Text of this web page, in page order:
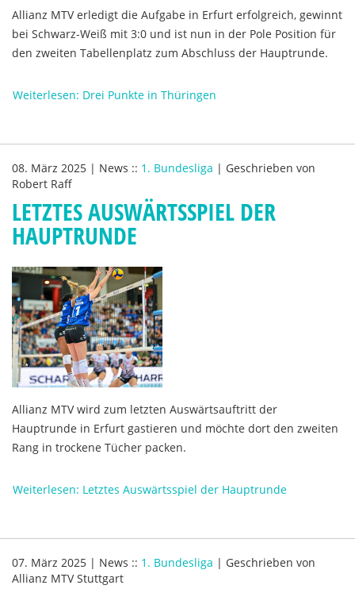
Allianz MTV erledigt die Aufgabe in Erfurt erfolgreich, gewinnt
bei Schwarz-Weiß mit 3:0 und ist nun in der Pole Position für
den zweiten Tabellenplatz zum Abschluss der Hauptrunde.
Weiterlesen: Drei Punkte in Thüringen
08. März 2025 | News :: 1. Bundesliga | Geschrieben von
Robert Raff
LETZTES AUSWÄRTSSPIEL DER
HAUPTRUNDE
Allianz MTV wird zum letzten Auswärtsauftritt der
Hauptrunde in Erfurt gastieren und möchte dort den zweiten
Rang in trockene Tücher packen.
Weiterlesen: Letztes Auswärtsspiel der Hauptrunde
07. März 2025 | News :: 1. Bundesliga | Geschrieben von
Allianz MTV Stuttgart